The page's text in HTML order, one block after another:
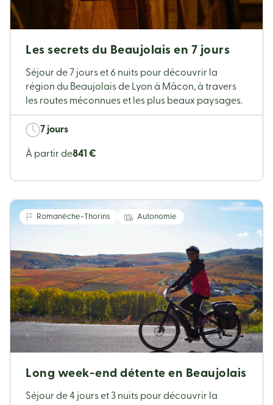
Les secrets du Beaujolais en 7 jours
Séjour de 7 jours et 6 nuits pour découvrir la
région du Beaujolais de Lyon à Mâcon, à travers
les routes méconnues et les plus beaux paysages.
7 jours
À partir de841 €
Romanèche-Thorins Autonomie
Long week-end détente en Beaujolais
Séjour de 4 jours et 3 nuits pour découvrir la